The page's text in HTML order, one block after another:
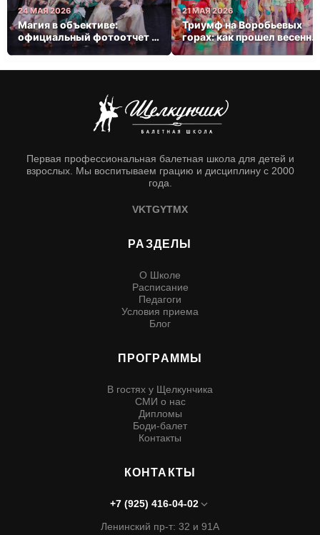
24 МАЯ 2026
Магия в объективе:
официальный фотоотчет с
весеннего триумфа
21 МАЯ 2026
Триумф на Воробьевых
горах: как прошел
концерт балетной школы
Первая профессиональная балетная школа для детей и
взрослых. Мы воспитываем грацию и дисциплину с 2000
года.
VKTGYTMX
РАЗДЕЛЫ
О Школе
Расписание
Педагоги
Условия приема
Блог
ПРОГРАММЫ
В гостях у Щелкунчика
СМИ о нас
Дипломы
Боди-балет
Контакты
КОНТАКТЫ
+7 (925) 416-04-02
Ленинский пр-т: 32 и 91А